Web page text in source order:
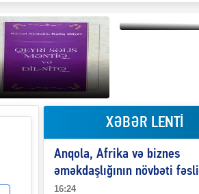
“Qeyri-səlis məntiq və
dil-nitq” elmimizə
XƏBƏR LENTİ
Anqola, Afrika və biznes
əməkdaşlığının növbəti fəsli
16:24